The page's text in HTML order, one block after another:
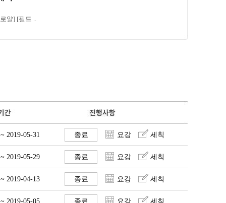
얄] [필드 ..
2019-05-31 종료 요강 세칙
2019-05-29 종료 요강 세칙
2019-04-13 종료 요강 세칙
2019-05-05 종료 요강 세칙